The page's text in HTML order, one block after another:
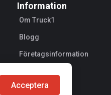
Information
Om Truck1
Blogg
Företagsinformation
Acceptera